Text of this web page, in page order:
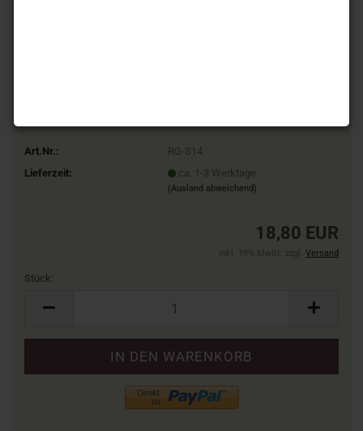
Art.Nr.:
RG-S14
Lieferzeit:
ca. 1-3 Werktage
(Ausland abweichend)
18,80 EUR
inkl. 19% MwSt. zzgl. Versand
Stück: